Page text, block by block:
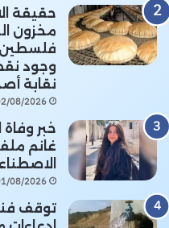
حقيقة
مخزون
وجود
نقابة
08/2026
خبر
غانم
08/2026
توقف